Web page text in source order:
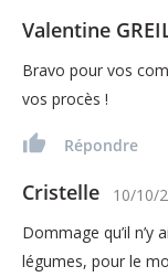
Valentine
Bravo pour vos
vos procès !
Répondre
Cristelle 10/10/
Dommage qu’il n’y
légumes, pour le